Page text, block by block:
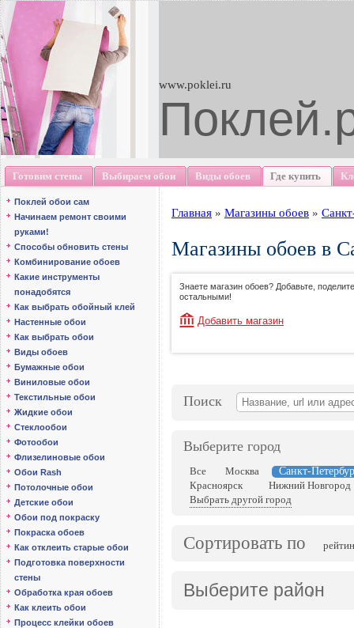
www.poklei.ru
Готовим стены Выбираем обои Виды обоев Где купить
Поклей обои сам
Начинаем ремонт своими
руками!
Способы обновить стены
Комбинирование обоев
Какие инструменты
понадобятся
Как выбрать обойный клей
Настенные обои
Как выбрать обои
Виды обоев
Бумажные обои
Виниловые обои
Текстильные обои
Жидкие обои
Стеклообои
Фотообои
Флизелиновые обои
Обои Rash
Потолочные обои
Детские обои
Обои под покраску
Покраска обоев
Как отклеить старые обои
Подготовка поверхности
стены
Обработка края обоев
Как клеить обои
Процесс клейки обоев
Главная » Магазины обоев »
Магазины обоев в
Знаете магазин обоев? Добавьте,
остальными!
Добавить магазин
Поиск
Выберите город
Все Москва Санкт-
Красноярск
Нижний Новгород
Выбрать другой город
Сортировать по
Выберите район